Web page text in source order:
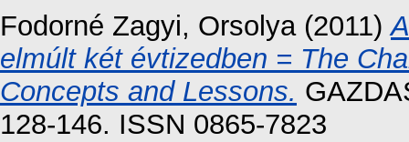
Fodorné Zagyi, Orsolya(2011)
elmúlt két évtizedben = The
Concepts and Lessons.
128-146. ISSN 0865-7823